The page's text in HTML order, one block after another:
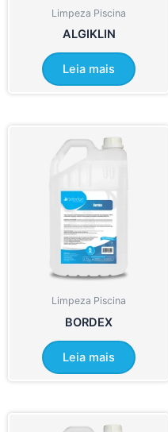
Limpeza Piscina
ALGIKLIN
Leia mais
Limpeza Piscina
BORDEX
Leia mais